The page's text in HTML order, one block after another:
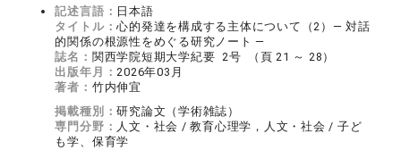
記述言語： 日本語
タイトル：心的発達を構成する主体について（2）― 対話
的関係の根源性をめぐる研究ノート ―
誌名： 関西学院短期大学紀要 2号 （頁 21 ～ 28）
出版年月：2026年03月
著者： 竹内伸宜
掲載種別：研究論文（学術雑誌）
専門分野： 人文・社会 / 教育心理学，人文・社会 / 子ど
も学、保育学